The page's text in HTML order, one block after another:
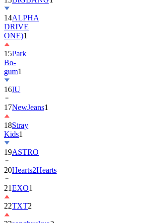
14ALPHA
DRIVE
ONE)1
15Park
Bo-
gum1
16IU
17NewJeans1
18Stray
Kids1
19ASTRO
20Hearts2Hearts
21EXO1
22TXT2